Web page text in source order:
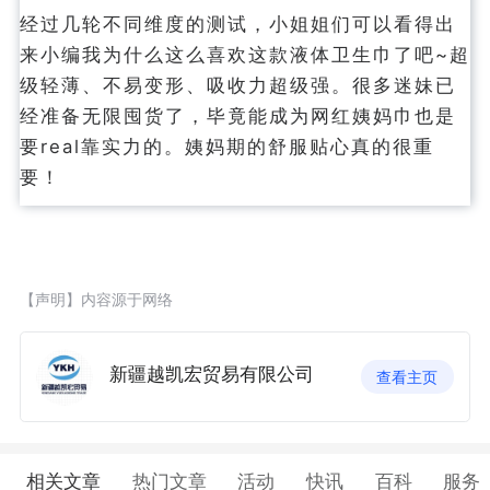
经过几轮不同维度的测试，小姐姐们可以看得出
来小编我为什么这么喜欢这款液体卫生巾了吧~超
级轻薄、不易变形、吸收力超级强。很多迷妹已
经准备无限囤货了，毕竟能成为网红姨妈巾也是
要real靠实力的。姨妈期的舒服贴心真的很重
要！
【声明】内容源于网络
新疆越凯宏贸易有限公司 查看主页
相关文章 热门文章 活动 快讯 百科 服务